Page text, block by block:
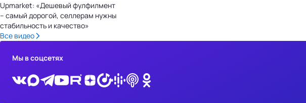
Upmarket: «Дешевый фулфилмент
– самый дорогой, селлерам нужны
стабильность и качество»
Все видео
Мы в соцсетях